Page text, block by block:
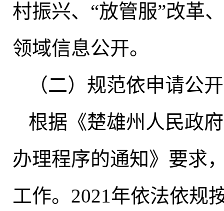
村振兴、“放管服”改革
领域信息公开。
（二）规范依申请公开
根据《楚雄州人民政
办理程序的通知》要求
工作。2021年依法依规